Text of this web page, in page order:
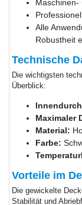
Alle
Robustheit
Technische
Die wichtigsten
Überblick:
Maximaler
Material:
Farbe:
Vorteile im
Die gewickelte
Stabilität und